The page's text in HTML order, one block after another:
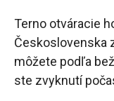
Terno otváracie
Československa
môžete podľa
ste zvyknutí